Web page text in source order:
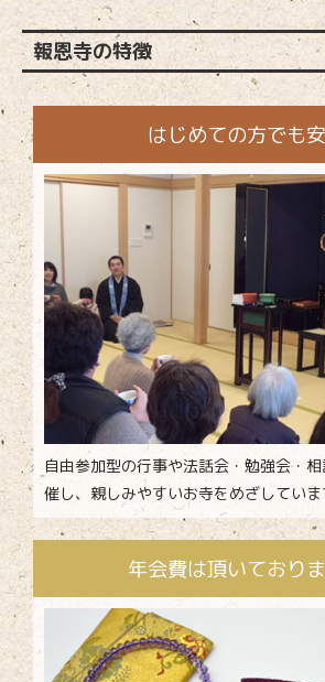
報恩寺の特徴
はじめての方でも
自由参加型の行事や法話会・勉強会・
催し、親しみやすいお寺をめざしていま
年会費は頂いており